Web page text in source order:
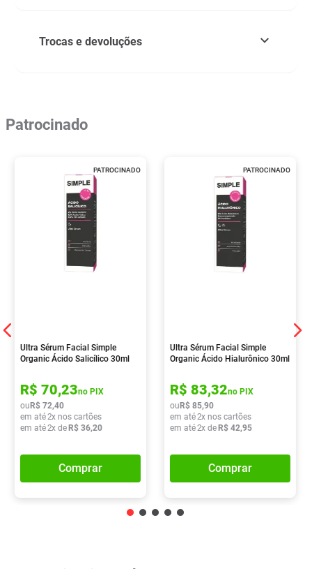
Trocas e devoluções
Patrocinado
PATROCINADO
Ultra Sérum Facial Simple
Organic Ácido Salicílico 30ml
R$ 70,23no PIX
ou R$ 72,40
em até2x nos cartões
em até2x de R$ 36,20
Comprar
PATROCINADO
Ultra Sérum Facial Simple
Organic Ácido Hialurônico 30ml
R$ 83,32no PIX
ou R$ 85,90
em até2x nos cartões
em até2x de R$ 42,95
Comprar